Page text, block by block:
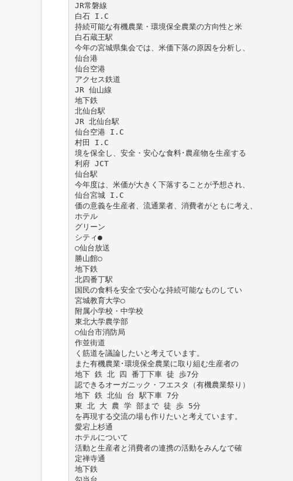
JR常磐線
白石 I.C
持続可能な有機農業・環境保全農業の方向性と米
白石蔵王駅
今年の宮城県集会では、米価下落の原因を分析し、
仙台港
仙台空港
アクセス鉄道
JR 仙山線
地下鉄
北仙台駅
JR 北仙台駅
仙台空港 I.C
村田 I.C
境を保全し、安全・安心な食料･農産物を生産する
利府 JCT
仙台駅
今年度は、米価が大きく下落することが予想され、
仙台宮城 I.C
価の意義を生産者、流通業者、消費者がともに考え、
ホテル
グリーン
シティ●
○仙台放送
勝山館○
地下鉄
北四番丁駅
国民の食料を安全で安心な持続可能なものしてい
宮城教育大学○
附属小学校・中学校
東北大学農学部
○仙台市消防局
作並街道
く筋道を議論したいと考えています。
また有機農業･環境保全農業に取り組む生産者の
地下 鉄 北 四 番丁下車 徒 歩7分
認できるオーガニック・フエスタ（有機農業祭り）
地下 鉄 北仙 台 駅下車 7分
東 北 大 農 学 部まで 徒 歩 5分
を再現する交流の場も作りたいと考えています。
愛宕上杉通
ホテルについて
活動と生産者と消費者の連携の活動をみんなで確
定禅寺通
地下鉄
勾当台